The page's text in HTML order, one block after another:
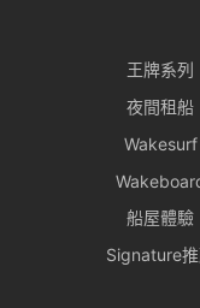
王牌系列
夜間租船
Wakesurf
船屋體驗
Signature